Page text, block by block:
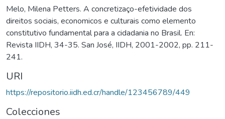
Melo, Milena Petters. A concretizaço-efetividade dos
direitos sociais, economicos e culturais como elemento
constitutivo fundamental para a cidadania no Brasil. En:
Revista IIDH, 34-35. San José, IIDH, 2001-2002, pp. 211-
241.
URI
https://repositorio.iidh.ed.cr/handle/123456789/449
Colecciones